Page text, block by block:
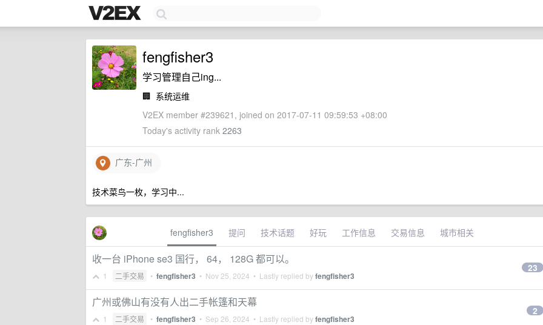
fengfisher3
学习管理自己ing...
🏢 系统运维
V2EX member #239621, joined on 2017-07-11 09:59:53 +08:00
Today's activity rank 2263
广东-广州
技术菜鸟一枚，学习中...
fengfisher3 提问 技术话题 好玩 工作信息 交易信息 城市相关
收一台 iPhone se3 国行， 64， 128G 都可以。
1 二手交易 • fengfisher3 • Nov 25, 2024 • Lastly replied byfengfisher3
23
广州或佛山有没有人出二手帐篷和天幕
1 二手交易 • fengfisher3 • Sep 26, 2024 • Lastly replied byfengfisher3
2